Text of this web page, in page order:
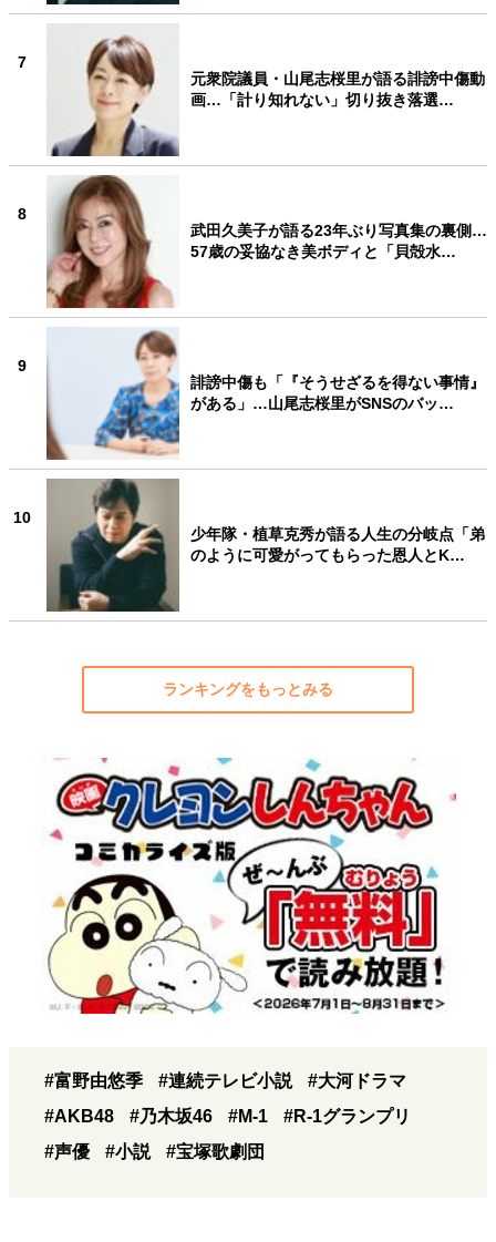
7
元衆院議員・山尾志桜里が語る誹謗中傷動
画…「計り知れない」切り抜き落選…
8
武田久美子が語る23年ぶり写真集の裏側…
57歳の妥協なき美ボディと「貝殻水…
9
誹謗中傷も「『そうせざるを得ない事情』
がある」…山尾志桜里がSNSのバッ…
10
少年隊・植草克秀が語る人生の分岐点「弟
のように可愛がってもらった恩人とK…
ランキングをもっとみる
#富野由悠季 #連続テレビ小説
#大河ドラマ
#AKB48
#乃木坂46 #M-1
#R-1グランプリ
#声優
#小説 #宝塚歌劇団